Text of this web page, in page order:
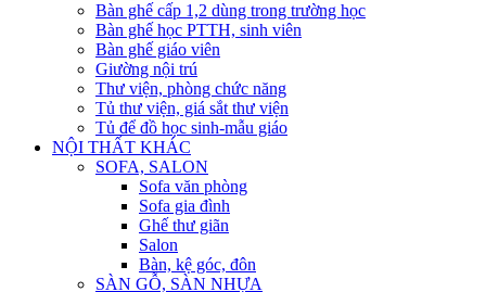
Bàn ghế cấp 1,2 dùng trong trường học
Bàn ghế học PTTH, sinh viên
Bàn ghế giáo viên
Giường nội trú
Thư viện, phòng chức năng
Tủ thư viện, giá sắt thư viện
Tủ để đồ học sinh-mẫu giáo
NỘI THẤT KHÁC
SOFA, SALON
Sofa văn phòng
Sofa gia đình
Ghế thư giãn
Salon
Bàn, kệ góc, đôn
SÀN GỖ, SÀN NHỰA